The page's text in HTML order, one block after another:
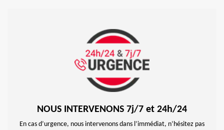
NOUS INTERVENONS 7j/7 et 24h/24
En cas d’urgence, nous intervenons dans l’immédiat, n’hésitez pas